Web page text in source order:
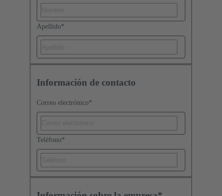
Apellido*
Información de contacto
Correo electrónico*
Teléfono*